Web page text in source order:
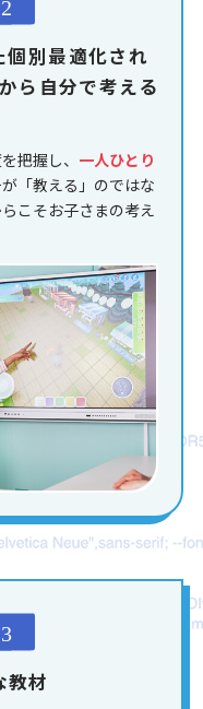
個別最適化され
ら自分で考える
把握し、 一人ひとり
「教える」のではな
こそお子さまの考え
教材